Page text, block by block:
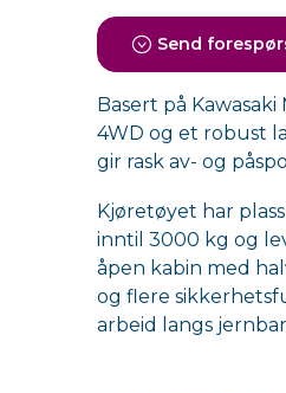
Send
Basert på
4WD og et robust
gir rask av- og
Kjøretøyet har
inntil 3000 kg og
åpen kabin med
og flere
arbeid langs